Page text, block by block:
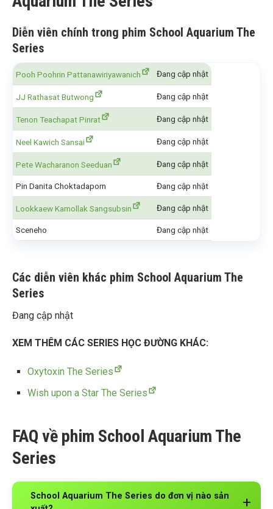
Diễn viên chính trong phim School Aquarium The
Series
Pooh Poohrin Pattanawiriyawanich Đang cập nhật
JJ Rathasat Butwong Đang cập nhật
Tenon Teachapat Pinrat Đang cập nhật
Neel Kawich Sansai Đang cập nhật
Pete Wacharanon Seeduan Đang cập nhật
Pin Danita Choktadaporn Đang cập nhật
Lookkaew Kamollak Sangsubsin Đang cập nhật
Sceneho Đang cập nhật
Các diễn viên khác phim School Aquarium The
Series
Đang cập nhật
XEM THÊM CÁC SERIES HỌC ĐƯỜNG KHÁC:
Oxytoxin The Series
Wish upon a Star The Series
FAQ về phim School Aquarium The
Series
School Aquarium The Series do đơn vị nào sản